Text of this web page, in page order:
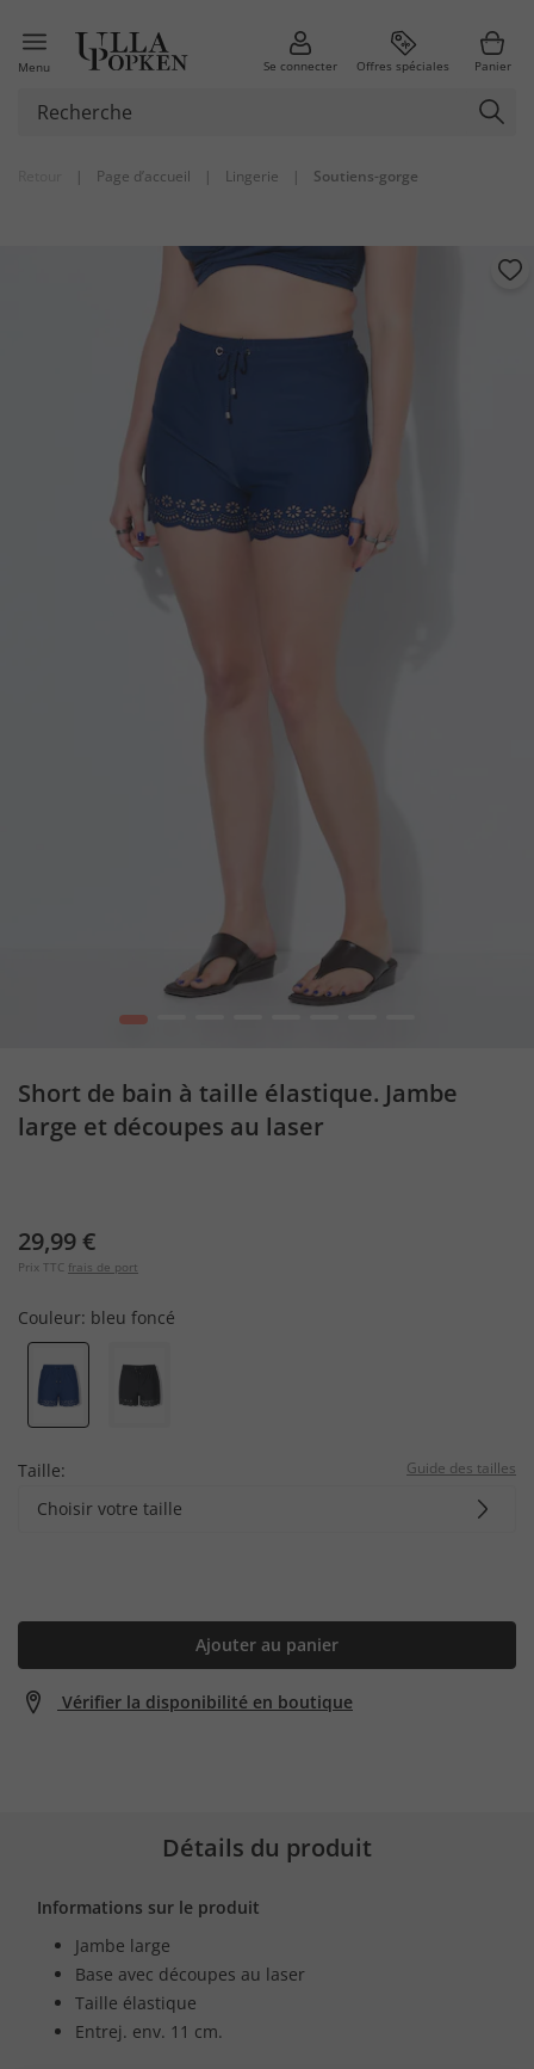
Menu Se connecter Offres spéciales Panier
| Page d’accueil | Lingerie | Soutiens-gorge
1
Short de bain à taille élastique. Jambe
large et découpes au laser
29,99 €
Prix TTC frais de port
Couleur: bleu foncé
Taille: Guide des tailles
Choisir votre taille
Ajouter au panier
Vérifier la disponibilité en boutique
Détails du produit
Informations sur le produit
Jambe large
Base avec découpes au laser
Taille élastique
Entrej. env. 11 cm.